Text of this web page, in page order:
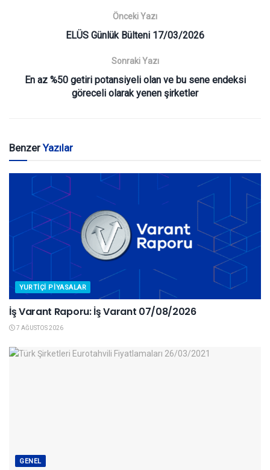
Önceki Yazı
ELÜS Günlük Bülteni 17/03/2026
Sonraki Yazı
En az %50 getiri potansiyeli olan ve bu sene endeksi
göreceli olarak yenen şirketler
BenzerYazılar
YURTIÇI PIYASALAR
İş Varant Raporu: İş Varant 07/08/2026
7 AĞUSTOS 2026
GENEL